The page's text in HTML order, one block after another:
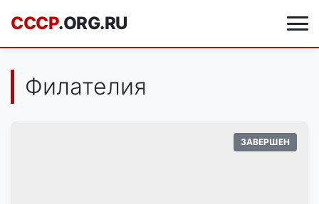
CCCP.ORG.RU
Филателия
ЗАВЕРШЕН